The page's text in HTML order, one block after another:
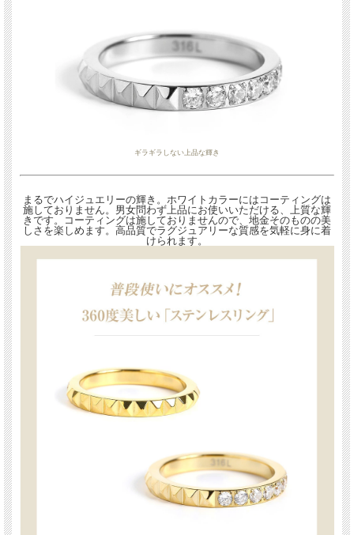
ギラギラしない上品な輝き
まるでハイジュエリーの輝き。ホワイトカラーにはコーティングは
施しておりません。男女問わず上品にお使いいただける、上質な輝
きです。コーティングは施しておりませんので、地金そのものの美
しさを楽しめます。高品質でラグジュアリーな質感を気軽に身に着
けられます。